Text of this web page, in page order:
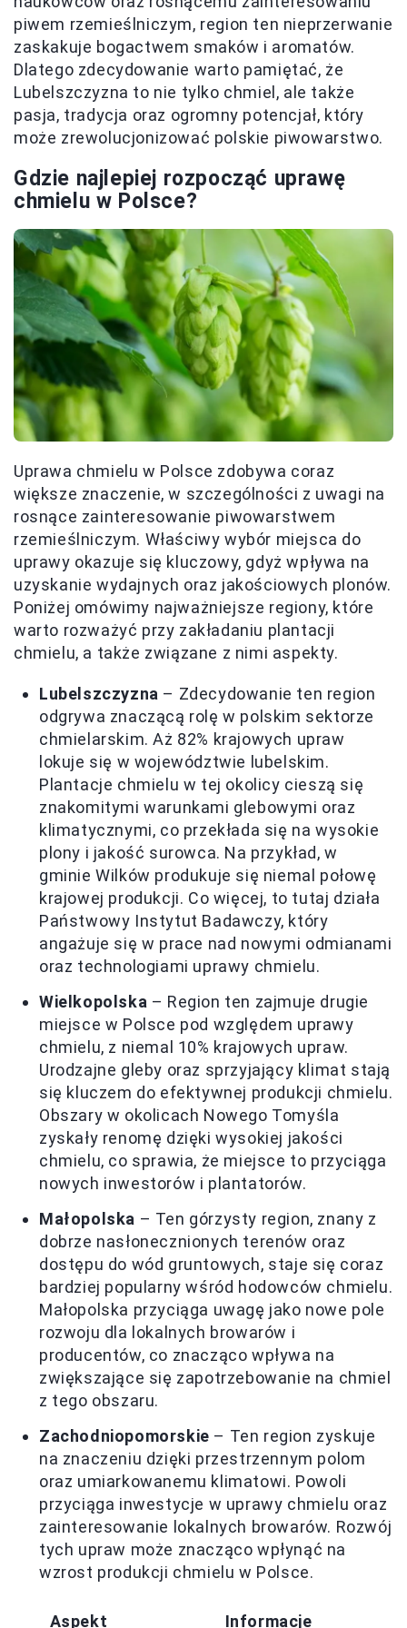
piwem rzemieślniczym, region ten nieprzerwanie
zaskakuje bogactwem smaków i aromatów.
Dlatego zdecydowanie warto pamiętać, że
Lubelszczyzna to nie tylko chmiel, ale także
pasja, tradycja oraz ogromny potencjał, który
może zrewolucjonizować polskie piwowarstwo.
Gdzie najlepiej rozpocząć uprawę
chmielu w Polsce?
Uprawa chmielu w Polsce zdobywa coraz
większe znaczenie, w szczególności z uwagi na
rosnące zainteresowanie piwowarstwem
rzemieślniczym. Właściwy wybór miejsca do
uprawy okazuje się kluczowy, gdyż wpływa na
uzyskanie wydajnych oraz jakościowych plonów.
Poniżej omówimy najważniejsze regiony, które
warto rozważyć przy zakładaniu plantacji
chmielu, a także związane z nimi aspekty.
Lubelszczyzna – Zdecydowanie ten region
odgrywa znaczącą rolę w polskim sektorze
chmielarskim. Aż 82% krajowych upraw
lokuje się w województwie lubelskim.
Plantacje chmielu w tej okolicy cieszą się
znakomitymi warunkami glebowymi oraz
klimatycznymi, co przekłada się na wysokie
plony i jakość surowca. Na przykład, w
gminie Wilków produkuje się niemal połowę
krajowej produkcji. Co więcej, to tutaj działa
Państwowy Instytut Badawczy, który
angażuje się w prace nad nowymi odmianami
oraz technologiami uprawy chmielu.
Wielkopolska – Region ten zajmuje drugie
miejsce w Polsce pod względem uprawy
chmielu, z niemal 10% krajowych upraw.
Urodzajne gleby oraz sprzyjający klimat stają
się kluczem do efektywnej produkcji chmielu.
Obszary w okolicach Nowego Tomyśla
zyskały renomę dzięki wysokiej jakości
chmielu, co sprawia, że miejsce to przyciąga
nowych inwestorów i plantatorów.
Małopolska – Ten górzysty region, znany z
dobrze nasłonecznionych terenów oraz
dostępu do wód gruntowych, staje się coraz
bardziej popularny wśród hodowców chmielu.
Małopolska przyciąga uwagę jako nowe pole
rozwoju dla lokalnych browarów i
producentów, co znacząco wpływa na
zwiększające się zapotrzebowanie na chmiel
z tego obszaru.
Zachodniopomorskie – Ten region zyskuje
na znaczeniu dzięki przestrzennym polom
oraz umiarkowanemu klimatowi. Powoli
przyciąga inwestycje w uprawy chmielu oraz
zainteresowanie lokalnych browarów. Rozwój
tych upraw może znacząco wpłynąć na
wzrost produkcji chmielu w Polsce.
Aspekt Informacje